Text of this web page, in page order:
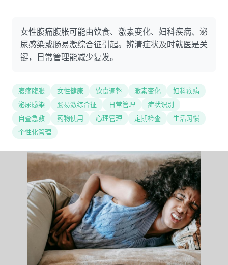
女性腹痛腹胀可能由饮食、激素变化、妇科疾病、泌
尿感染或肠易激综合征引起。辨清症状及时就医是关
键，日常管理能减少复发。
腹痛腹胀 女性健康 饮食调整 激素变化
妇科疾病
泌尿感染
肠易激综合征 日常管理
症状识别
自查急救
药物使用 心理管理 定期检查
生活习惯
个性化管理